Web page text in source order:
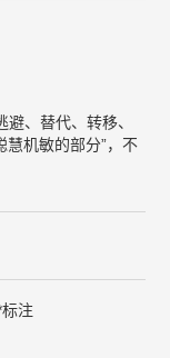
避、替代、转移、
慧机敏的部分”，不
标注